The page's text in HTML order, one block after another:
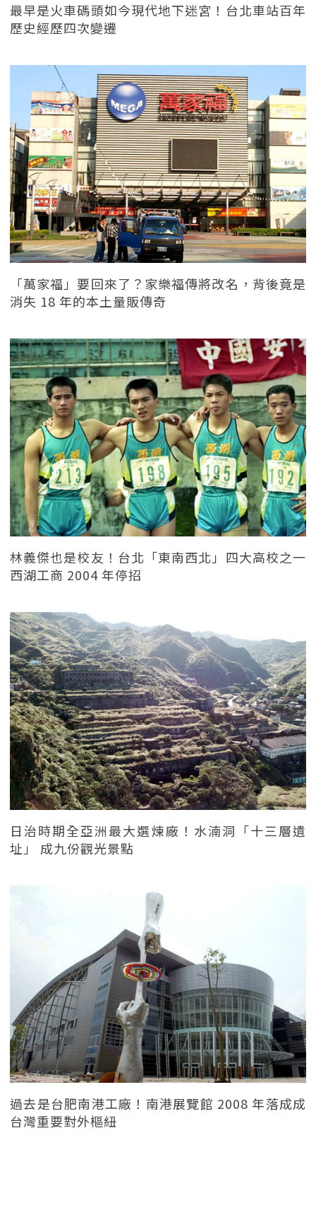
最早是火車碼頭如今現代地下迷宮！台北車站百年
歷史經歷四次變遷
「萬家福」要回來了？家樂福傳將改名，背後竟是
消失 18 年的本土量販傳奇
林義傑也是校友！台北「東南西北」四大高校之一
西湖工商 2004 年停招
日治時期全亞洲最大選煉廠！水湳洞「十三層遺
址」 成九份觀光景點
過去是台肥南港工廠！南港展覽館 2008 年落成成
台灣重要對外樞紐